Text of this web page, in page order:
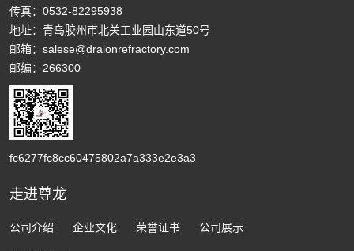
传真：0532-82295938
地址：青岛胶州市北关工业园山东道50号
邮箱： salese@dralonrefractory.com
邮编：266300
fc6277fc8cc60475802a7a333e2e3a3
走进尊龙
公司介绍 企业文化 荣誉证书 公司展示